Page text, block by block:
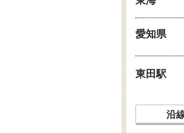
愛知県
東田駅
沿